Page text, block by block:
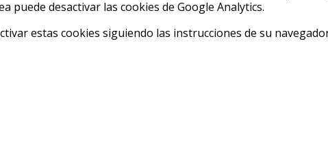
puede desactivar las cookies de Google Analytics.
estas cookies siguiendo las instrucciones de su